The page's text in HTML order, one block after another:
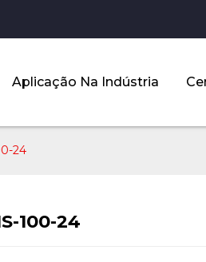
Aplicação Na Indústria
24
100-24